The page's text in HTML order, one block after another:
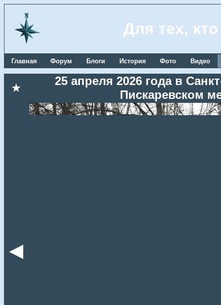
Для тех,
Главная Форум Блоги История Фото Видео
★
25 апреля 2026 года в
Пискаревском
◄